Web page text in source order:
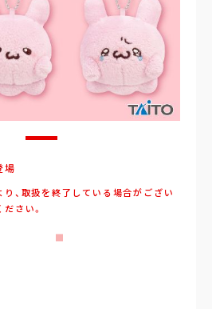
、取扱を終了している場合がござい
さい。